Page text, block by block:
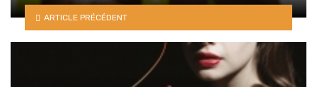
ARTICLE PRÉCÉDENT